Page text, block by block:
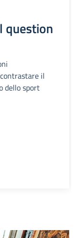
question
il
dello sport